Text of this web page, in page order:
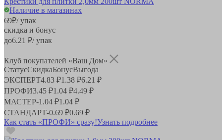
Наличие в магазинах
69₽/ упак
скидка и бонус
до6.21 ₽/ упак
Клуб покупателей «Ваш Дом»
СтатусСкидкаБонусВыгода
ЭКСПЕРТ4.83 ₽1.38 ₽6.21 ₽
ПРОФИ3.45 ₽1.04 ₽4.49 ₽
МАСТЕР-1.04 ₽1.04 ₽
СТАНДАРТ-0.69 ₽0.69 ₽
Как стать «ПРОФИ» сразу!Узнать подробнее